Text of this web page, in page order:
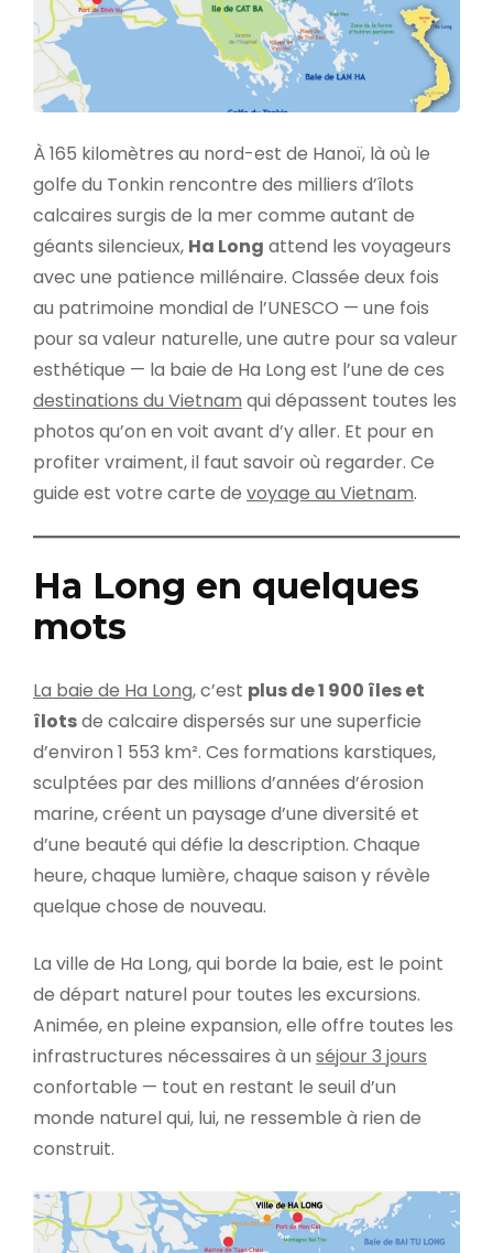
À 165 kilomètres au nord-est de Hanoï, là où le
golfe du Tonkin rencontre des milliers d’îlots
calcaires surgis de la mer comme autant de
géants silencieux, Ha Long attend les voyageurs
avec une patience millénaire. Classée deux fois
au patrimoine mondial de l’UNESCO — une fois
pour sa valeur naturelle, une autre pour sa valeur
esthétique — la baie de Ha Long est l’une de ces
destinations du Vietnam qui dépassent toutes les
photos qu’on en voit avant d’y aller. Et pour en
profiter vraiment, il faut savoir où regarder. Ce
guide est votre carte de voyage au Vietnam.
Ha Long en quelques
mots
La baie de Ha Long, c’est plus de 1 900 îles et
îlotsde calcaire dispersés sur une superficie
d’environ 1 553 km². Ces formations karstiques,
sculptées par des millions d’années d’érosion
marine, créent un paysage d’une diversité et
d’une beauté qui défie la description. Chaque
heure, chaque lumière, chaque saison y révèle
quelque chose de nouveau.
La ville de Ha Long, qui borde la baie, est le point
de départ naturel pour toutes les excursions.
Animée, en pleine expansion, elle offre toutes les
infrastructures nécessaires à un séjour 3 jours
confortable — tout en restant le seuil d’un
monde naturel qui, lui, ne ressemble à rien de
construit.